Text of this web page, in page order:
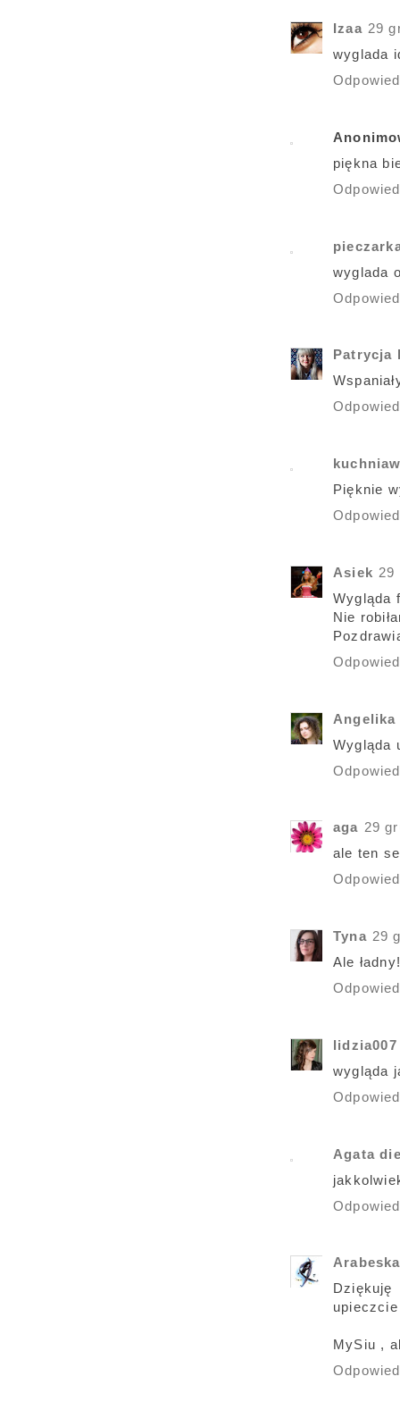
Izaa 29
wyglada
piękna
wyglada
Patrycja
Pięknie
Asiek 29
Wygląda
Nie
Angelika
Wygląda
aga 29
ale ten
Tyna 29
Ale
lidzia007
wygląda
Agata
MySiu ,